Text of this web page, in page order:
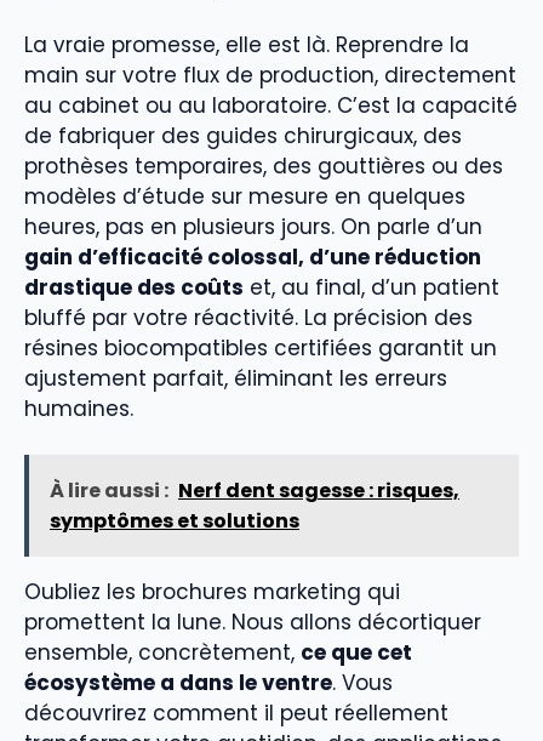
La vraie promesse, elle est là. Reprendre la
main sur votre flux de production, directement
au cabinet ou au laboratoire. C’est la capacité
de fabriquer des guides chirurgicaux, des
prothèses temporaires, des gouttières ou des
modèles d’étude sur mesure en quelques
heures, pas en plusieurs jours. On parle d’un
gain d’efficacité colossal, d’une réduction
drastique des coûts et, au final, d’un patient
bluffé par votre réactivité. La précision des
résines biocompatibles certifiées garantit un
ajustement parfait, éliminant les erreurs
humaines.
À lire aussi : Nerf dent sagesse : risques,
symptômes et solutions
Oubliez les brochures marketing qui
promettent la lune. Nous allons décortiquer
ensemble, concrètement, ce que cet
écosystème a dans le ventre. Vous
découvrirez comment il peut réellement